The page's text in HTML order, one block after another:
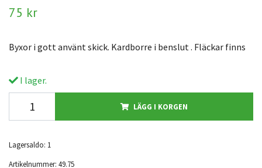
75 kr
Byxor i gott använt skick. Kardborre i benslut . Fläckar finns
I lager.
LÄGG I KORGEN
Lagersaldo: 1
Artikelnummer: 49.75